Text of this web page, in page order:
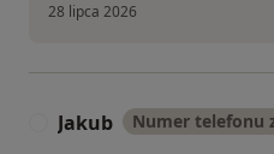
28 lipca 2026
Jakub Numer telefonu